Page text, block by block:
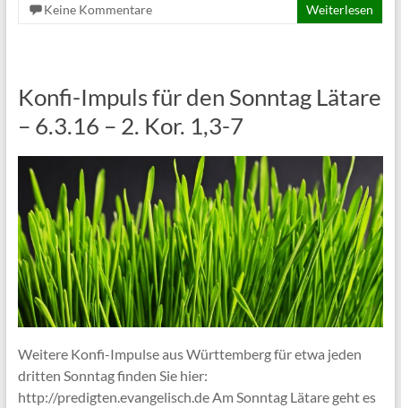
Keine Kommentare
Weiterlesen
Konfi-Impuls für den Sonntag Lätare
– 6.3.16 – 2. Kor. 1,3-7
Weitere Konfi-Impulse aus Württemberg für etwa jeden
dritten Sonntag finden Sie hier:
http://predigten.evangelisch.de Am Sonntag Lätare geht es